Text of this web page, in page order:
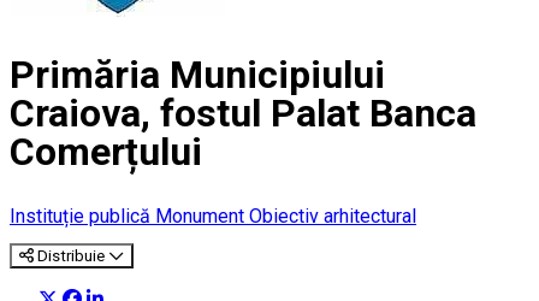
Primăria Municipiului
Craiova, fostul Palat Banca
Comerțului
Instituție publică Monument Obiectiv arhitectural
Distribuie